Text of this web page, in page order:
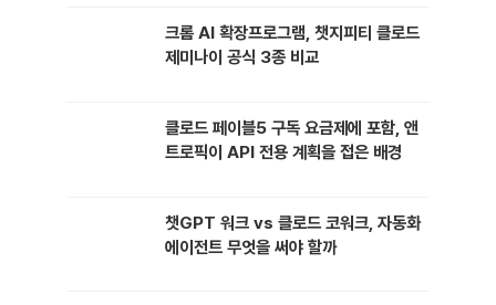
크롬 AI 확장프로그램, 챗지피티 클로드
제미나이 공식 3종 비교
클로드 페이블5 구독 요금제에 포함, 앤
트로픽이 API 전용 계획을 접은 배경
챗GPT 워크 vs 클로드 코워크, 자동화
에이전트 무엇을 써야 할까